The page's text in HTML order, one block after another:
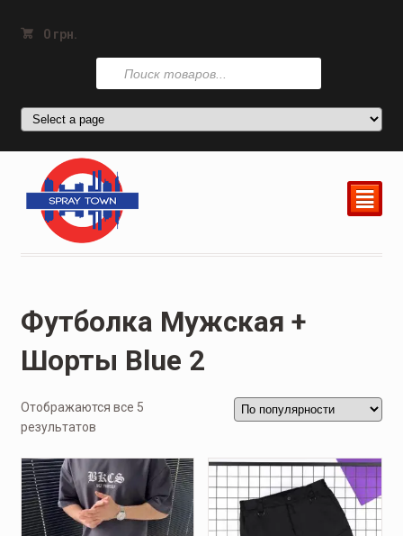
0 грн.
Поиск
товаров
²
Футболка Мужская +
Шорты Blue 2
Отображаются все 5
результатов